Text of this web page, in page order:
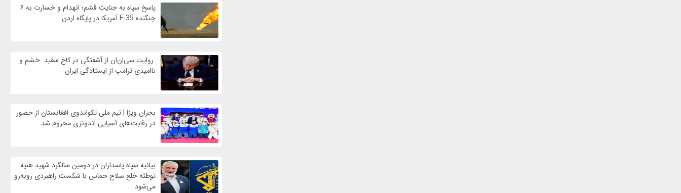
پاسخ سپاه به جنایت قشم؛ انهدام و خسارت به ۶
جنگنده F-35 آمریکا در پایگاه اردن
روایت سی‌ان‌ان از آشفتگی در کاخ سفید: خشم و
ناامیدی ترامپ از ایستادگی ایران
بحران ویزا | تیم ملی تکواندوی افغانستان از حضور
در رقابت‌های آسیایی اندونزی محروم شد
بیانیه سپاه پاسداران در دومین سالگرد شهید هنیه:
توطئه خلع سلاح حماس با شکست راهبردی روبه‌رو
می‌شود